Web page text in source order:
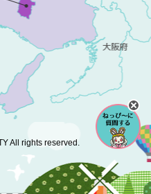
All rights reserved.